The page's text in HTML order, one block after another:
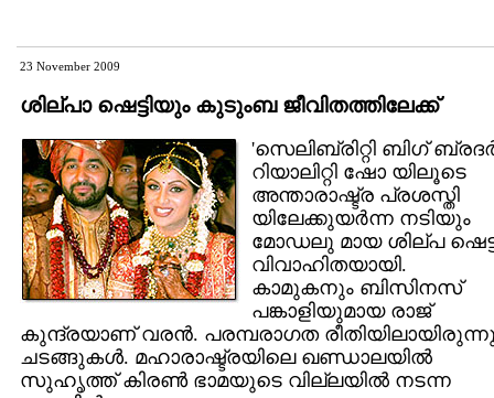
23 November 2009
ശില്പാ ഷെട്ടിയും കുടുംബ ജീവിതത്തിലേക്ക്
'സെലിബ്രിറ്റി ബിഗ്
റിയാലിറ്റി ഷോ യിലൂടെ
അന്താരാഷ്ട്ര പ്രശസ്തി
യിലേക്കുയര്‍ന്ന നടിയും
മോഡലു മായ ശില്പ
വിവാഹിതയായി.
കാമുകനും ബിസിനസ്
പങ്കാളിയുമായ രാജ്
കുന്ദ്രയാണ് വരന്‍. പരമ്പരാഗത
ചടങ്ങുകള്‍. മഹാരാഷ്ട്രയിലെ ഖണ്ഡാലയില്‍
സുഹൃത്ത് കിരണ്‍ ഭാമയുടെ വില്ലയില്‍ നടന്ന